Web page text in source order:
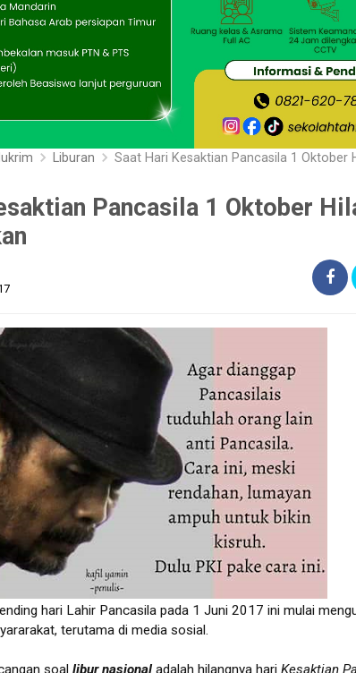
Liburan Saat Hari Kesaktian Pancasila 1 Oktober
Pancasila 1 Oktober
hari Lahir Pancasila pada 1 Juni 2017 ini mulai
terutama di media sosial.
soal libur nasionaladalah hilangnya hari Kesaktian